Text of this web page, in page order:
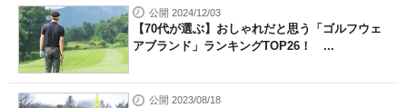
公開 2024/12/03
【70代が選ぶ】おしゃれだと思う「ゴルフウェ
アブランド」ランキングTOP26！ ...
公開 2023/08/18